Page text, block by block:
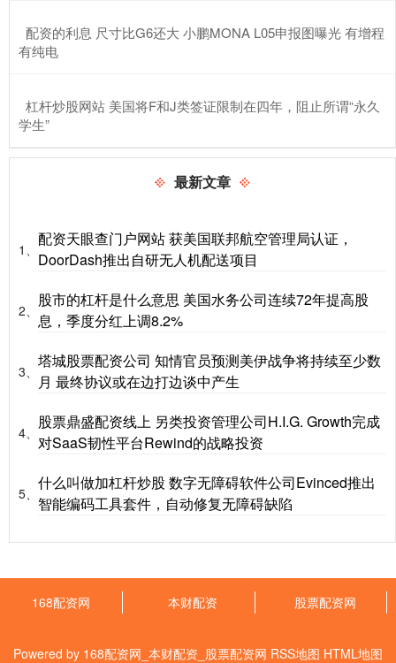
​配资的利息 尺寸比G6还大 小鹏MONA L05申报图曝光 有增程
有纯电
​杠杆炒股网站 美国将F和J类签证限制在四年，阻止所谓“永久
学生”
最新文章
1、
配资天眼查门户网站 获美国联邦航空管理局认证，
DoorDash推出自研无人机配送项目
2、
股市的杠杆是什么意思 美国水务公司连续72年提高股
息，季度分红上调8.2%
3、
塔城股票配资公司 知情官员预测美伊战争将持续至少数
月 最终协议或在边打边谈中产生
4、
股票鼎盛配资线上 另类投资管理公司H.I.G. Growth完成
对SaaS韧性平台Rewind的战略投资
5、
什么叫做加杠杆炒股 数字无障碍软件公司Evinced推出
智能编码工具套件，自动修复无障碍缺陷
168配资网 本财配资 股票配资网
Powered by 168配资网_本财配资_股票配资网 RSS地图 HTML地图